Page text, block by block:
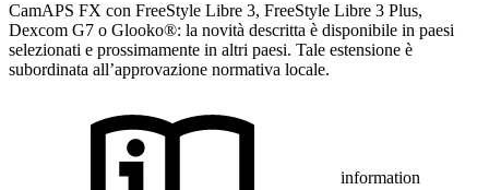
CamAPS FX con FreeStyle Libre 3, FreeStyle Libre 3 Plus,
Dexcom G7 o Glooko®: la novità descritta è disponibile in paesi
selezionati e prossimamente in altri paesi. Tale estensione è
subordinata all’approvazione normativa locale.
information